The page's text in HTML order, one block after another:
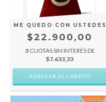
ME QUEDO CON USTEDES
$22.900,00
3 CUOTAS SIN INTERÉS DE
$7.633,33